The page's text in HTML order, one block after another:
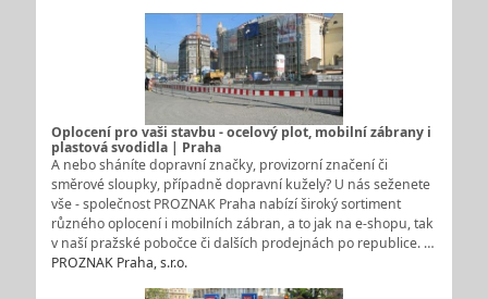
Oplocení pro vaši stavbu - ocelový plot, mobilní zábrany i
plastová svodidla | Praha
A nebo sháníte dopravní značky, provizorní značení či
směrové sloupky, případně dopravní kužely? U nás seženete
vše - společnost PROZNAK Praha nabízí široký sortiment
různého oplocení i mobilních zábran, a to jak na e-shopu, tak
v naší pražské pobočce či dalších prodejnách po republice. …
PROZNAK Praha, s.r.o.